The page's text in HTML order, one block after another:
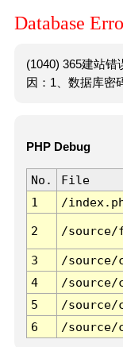
Database
(1040) 365建站
因：1、数据库密
PHP Debug
No. File
1
/
2 /source/
3 /source/
4
/source/
5
/source/
6
/source/